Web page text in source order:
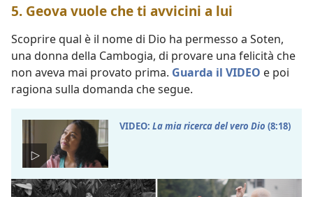
5. Geova vuole che ti avvicini a lui
Scoprire qual è il nome di Dio ha permesso a Soten,
una donna della Cambogia, di provare una felicità che
non aveva mai provato prima. Guarda il VIDEO e poi
ragiona sulla domanda che segue.
VIDEO: La mia ricerca del vero Dio (8:18)